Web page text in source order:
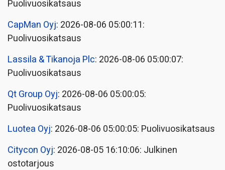
Puolivuosikatsaus
CapMan Oyj: 2026-08-06 05:00:11:
Puolivuosikatsaus
Lassila & Tikanoja Plc: 2026-08-06 05:00:07:
Puolivuosikatsaus
Qt Group Oyj: 2026-08-06 05:00:05:
Puolivuosikatsaus
Luotea Oyj: 2026-08-06 05:00:05: Puolivuosikatsaus
Citycon Oyj: 2026-08-05 16:10:06: Julkinen
ostotarjous